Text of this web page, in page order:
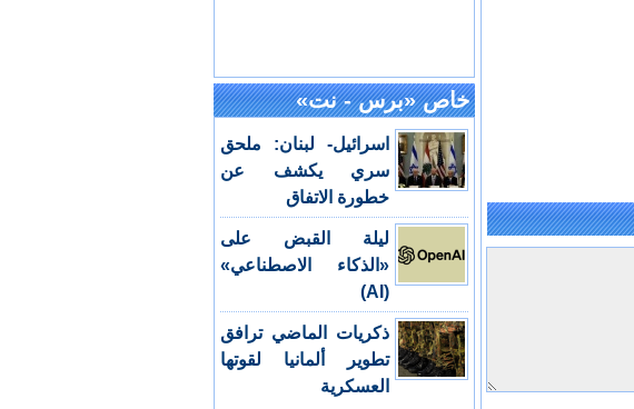
خاص «برس - نت»
اسرائيل- لبنان: ملحق
سري يكشف عن
خطورة الاتفاق
ليلة القبض على
«الذكاء الاصطناعي»
(AI)
ذكريات الماضي ترافق
تطوير ألمانيا لقوتها
العسكرية